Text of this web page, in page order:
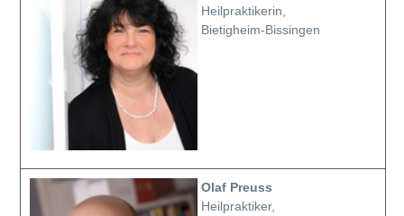
Heilpraktikerin,
Bietigheim-Bissingen
Olaf Preuss
Heilpraktiker,